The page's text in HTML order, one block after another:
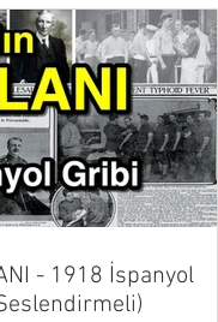
- 1918 İspanyol